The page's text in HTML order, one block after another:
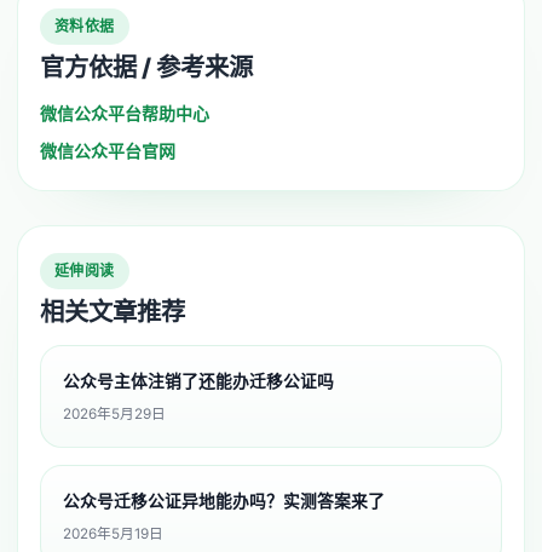
资料依据
官方依据 / 参考来源
微信公众平台帮助中心
微信公众平台官网
延伸阅读
相关文章推荐
公众号主体注销了还能办迁移公证吗
2026年5月29日
公众号迁移公证异地能办吗？实测答案来了
2026年5月19日